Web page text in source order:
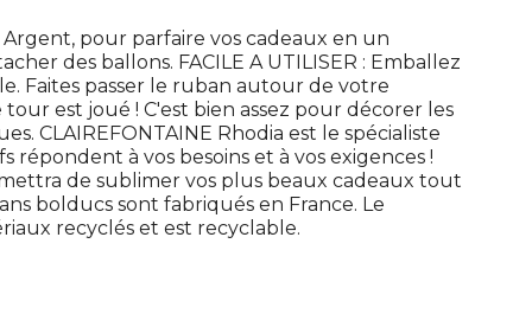
pour parfaire vos cadeaux en un
des ballons. FACILE A UTILISER : Emballez
Faites passer le ruban autour de votre
est joué ! C'est bien assez pour décorer les
CLAIREFONTAINE Rhodia est le spécialiste
à vos besoins et à vos exigences !
de sublimer vos plus beaux cadeaux tout
bolducs sont fabriqués en France. Le
recyclés et est recyclable.